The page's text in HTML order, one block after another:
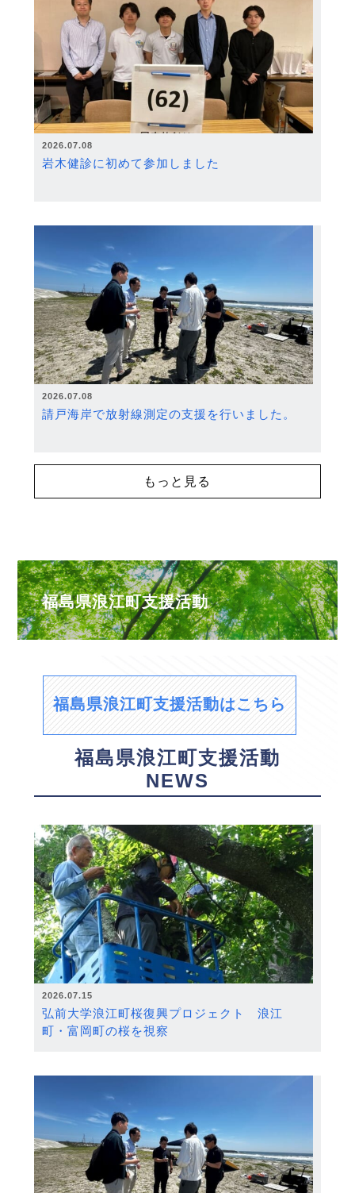
2026.07.08
岩木健診に初めて参加しました
2026.07.08
請戸海岸で放射線測定の支援を行いました。
もっと見る
福島県浪江町支援活動
福島県浪江町支援活動はこちら
福島県浪江町支援活動
NEWS
2026.07.15
弘前大学浪江町桜復興プロジェクト 浪江
町・富岡町の桜を視察